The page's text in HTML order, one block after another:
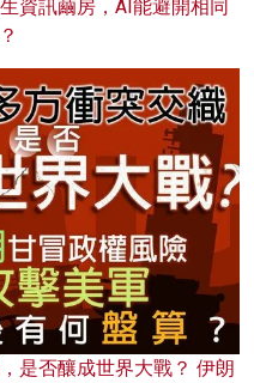
資訊繭房，AI能避開相同
是否釀成世界大戰？ 伊朗